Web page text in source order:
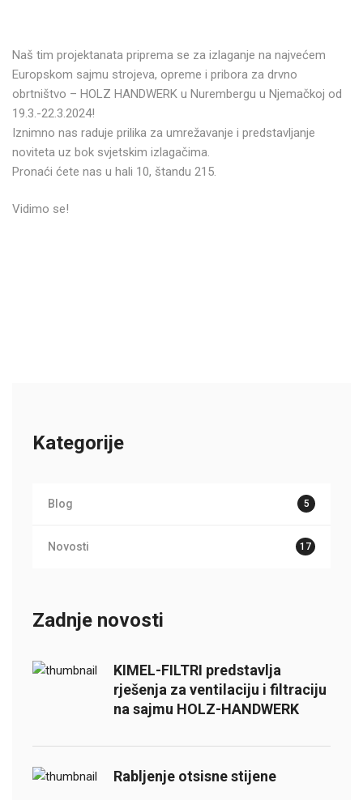
Naš tim projektanata priprema se za izlaganje na najvećem
Europskom sajmu strojeva, opreme i pribora za drvno
obrtništvo – HOLZ HANDWERK u Nurembergu u Njemačkoj od
19.3.-22.3.2024!
Iznimno nas raduje prilika za umrežavanje i predstavljanje
noviteta uz bok svjetskim izlagačima.
Pronaći ćete nas u hali 10, štandu 215.
Vidimo se!
Kategorije
Blog 5
Novosti 17
Zadnje novosti
KIMEL-FILTRI predstavlja
rješenja za ventilaciju i filtraciju
na sajmu HOLZ-HANDWERK
Rabljenje otsisne stijene